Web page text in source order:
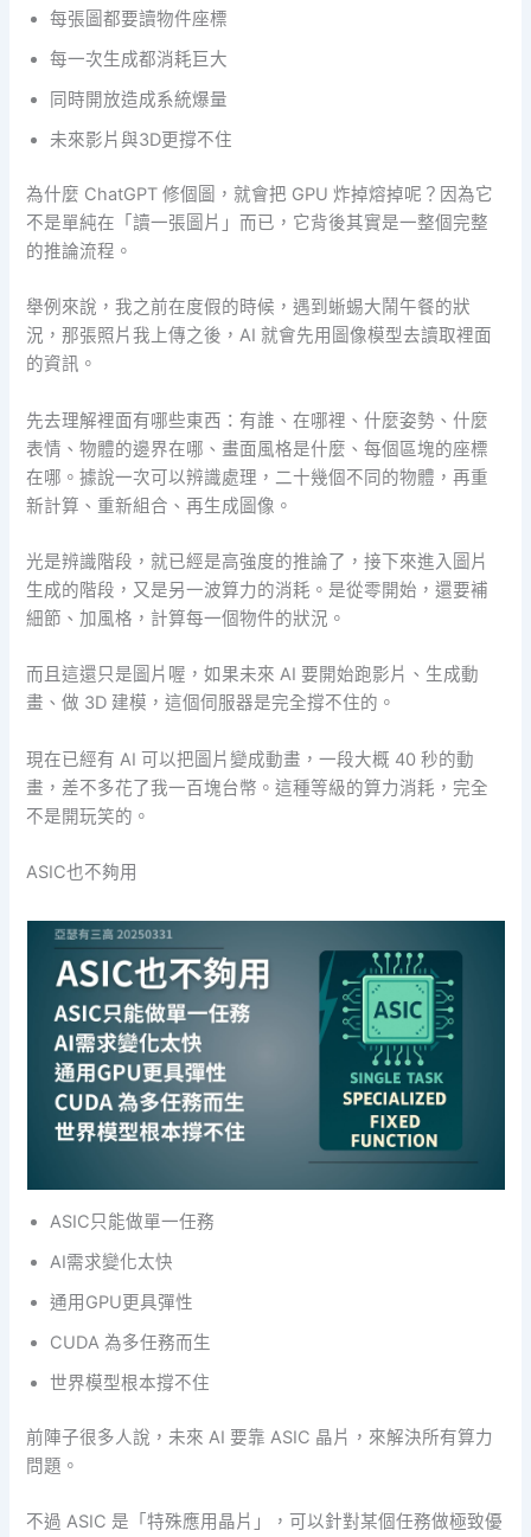
每張圖都要讀物件座標
每一次生成都消耗巨大
同時開放造成系統爆量
未來影片與3D更撐不住
為什麼 ChatGPT 修個圖，就會把 GPU 炸掉熔掉呢？因為它
不是單純在「讀一張圖片」而已，它背後其實是一整個完整
的推論流程。
舉例來說，我之前在度假的時候，遇到蜥蜴大鬧午餐的狀
況，那張照片我上傳之後，AI 就會先用圖像模型去讀取裡面
的資訊。
先去理解裡面有哪些東西：有誰、在哪裡、什麼姿勢、什麼
表情、物體的邊界在哪、畫面風格是什麼、每個區塊的座標
在哪。據說一次可以辨識處理，二十幾個不同的物體，再重
新計算、重新組合、再生成圖像。
光是辨識階段，就已經是高強度的推論了，接下來進入圖片
生成的階段，又是另一波算力的消耗。是從零開始，還要補
細節、加風格，計算每一個物件的狀況。
而且這還只是圖片喔，如果未來 AI 要開始跑影片、生成動
畫、做 3D 建模，這個伺服器是完全撐不住的。
現在已經有 AI 可以把圖片變成動畫，一段大概 40 秒的動
畫，差不多花了我一百塊台幣。這種等級的算力消耗，完全
不是開玩笑的。
ASIC也不夠用
ASIC只能做單一任務
AI需求變化太快
通用GPU更具彈性
CUDA 為多任務而生
世界模型根本撐不住
前陣子很多人說，未來 AI 要靠 ASIC 晶片，來解決所有算力
問題。
不過 ASIC 是「特殊應用晶片」，可以針對某個任務做極致優